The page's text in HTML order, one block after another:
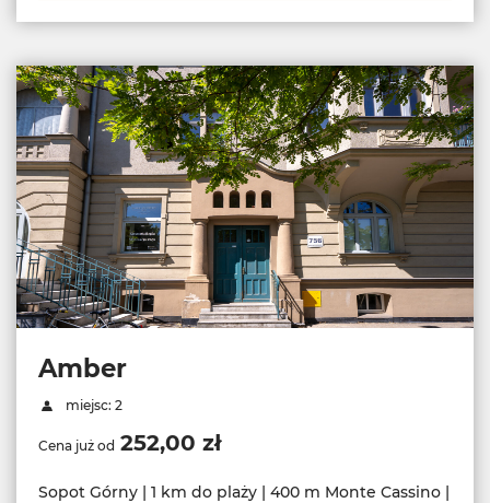
Amber
miejsc: 2
Cena już od 252,00 zł
Sopot Górny | 1 km do plaży | 400 m Monte Cassino |